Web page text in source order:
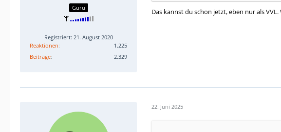
Guru
Registriert: 21. August 2020
Reaktionen
1.225
Beiträge
2.329
Das kannst du schon jetzt, eben nur als
22. Juni 2025